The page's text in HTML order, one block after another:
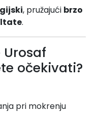
, pružajući brzo
.
očekivati?
pri mokrenju